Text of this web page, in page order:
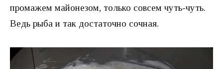
промажем майонезом, только совсем чуть-чуть.
Ведь рыба и так достаточно сочная.